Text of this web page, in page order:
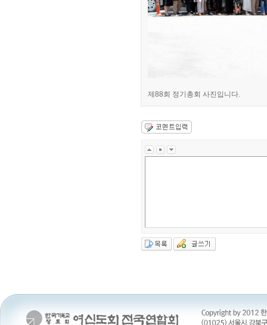
제88회 정기총회 사진입니다.